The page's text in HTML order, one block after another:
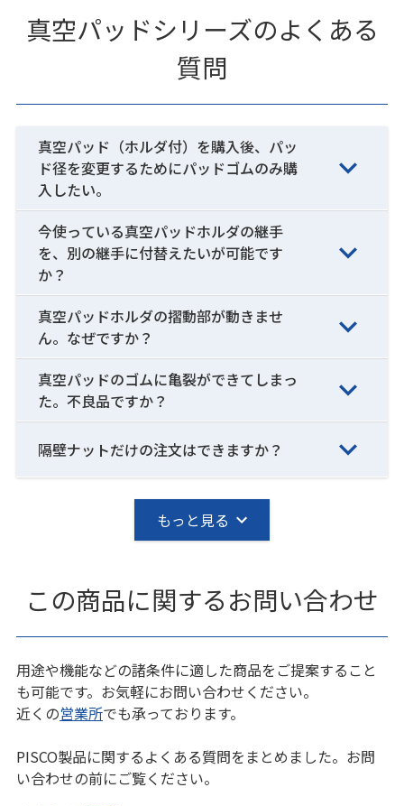
真空パッドシリーズのよくある
質問
真空パッド（ホルダ付）を購入後、パッ
ド径を変更するためにパッドゴムのみ購
入したい。
今使っている真空パッドホルダの継手
を、別の継手に付替えたいが可能です
か？
真空パッドホルダの摺動部が動きませ
ん。なぜですか？
真空パッドのゴムに亀裂ができてしまっ
た。不良品ですか？
隔壁ナットだけの注文はできますか？
もっと見る
この商品に関するお問い合わせ
用途や機能などの諸条件に適した商品をご提案すること
も可能です。お気軽にお問い合わせください。
近くの営業所でも承っております。
PISCO製品に関するよくある質問をまとめました。お問
い合わせの前にご覧ください。